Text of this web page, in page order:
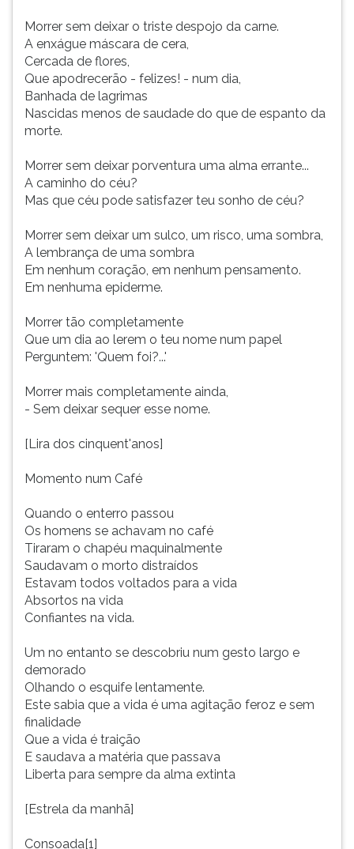
Morrer sem deixar o triste despojo da carne.
A enxágue máscara de cera,
Cercada de flores,
Que apodrecerão - felizes! - num dia,
Banhada de lagrimas
Nascidas menos de saudade do que de espanto da
morte.
Morrer sem deixar porventura uma alma errante...
A caminho do céu?
Mas que céu pode satisfazer teu sonho de céu?
Morrer sem deixar um sulco, um risco, uma sombra,
A lembrança de uma sombra
Em nenhum coração, em nenhum pensamento.
Em nenhuma epiderme.
Morrer tão completamente
Que um dia ao lerem o teu nome num papel
Perguntem: 'Quem foi?...'
Morrer mais completamente ainda,
- Sem deixar sequer esse nome.
[Lira dos cinquent'anos]
Momento num Café
Quando o enterro passou
Os homens se achavam no café
Tiraram o chapéu maquinalmente
Saudavam o morto distraídos
Estavam todos voltados para a vida
Absortos na vida
Confiantes na vida.
Um no entanto se descobriu num gesto largo e
demorado
Olhando o esquife lentamente.
Este sabia que a vida é uma agitação feroz e sem
finalidade
Que a vida é traição
E saudava a matéria que passava
Liberta para sempre da alma extinta
[Estrela da manhã]
Consoada[1]